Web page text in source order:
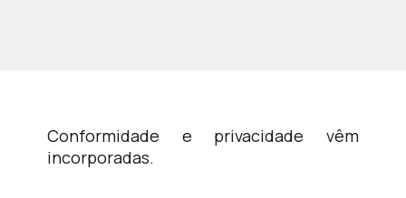
Conformidade e privacidade vêm
incorporadas.